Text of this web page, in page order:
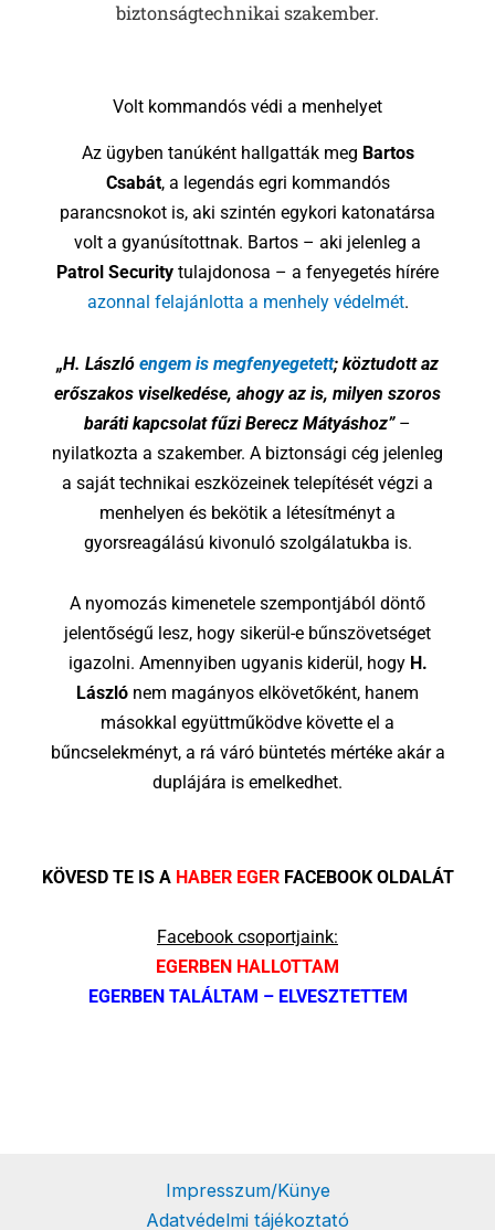
biztonságtechnikai szakember.
Volt kommandós védi a menhelyet
Az ügyben tanúként hallgatták meg Bartos
Csabát, a legendás egri kommandós
parancsnokot is, aki szintén egykori katonatársa
volt a gyanúsítottnak. Bartos – aki jelenleg a
Patrol Security tulajdonosa – a fenyegetés hírére
azonnal felajánlotta a menhely védelmét.
„H. László engem is megfenyegetett; köztudott az
erőszakos viselkedése, ahogy az is, milyen szoros
baráti kapcsolat fűzi Berecz Mátyáshoz”–
nyilatkozta a szakember. A biztonsági cég jelenleg
a saját technikai eszközeinek telepítését végzi a
menhelyen és bekötik a létesítményt a
gyorsreagálású kivonuló szolgálatukba is.
A nyomozás kimenetele szempontjából döntő
jelentőségű lesz, hogy sikerül-e bűnszövetséget
igazolni. Amennyiben ugyanis kiderül, hogy H.
László nem magányos elkövetőként, hanem
másokkal együttműködve követte el a
bűncselekményt, a rá váró büntetés mértéke akár a
duplájára is emelkedhet.
KÖVESD TE IS A HABER EGERFACEBOOK OLDALÁT
Facebook csoportjaink:
EGERBEN HALLOTTAM
EGERBEN TALÁLTAM – ELVESZTETTEM
Impresszum/Künye
Adatvédelmi tájékoztató